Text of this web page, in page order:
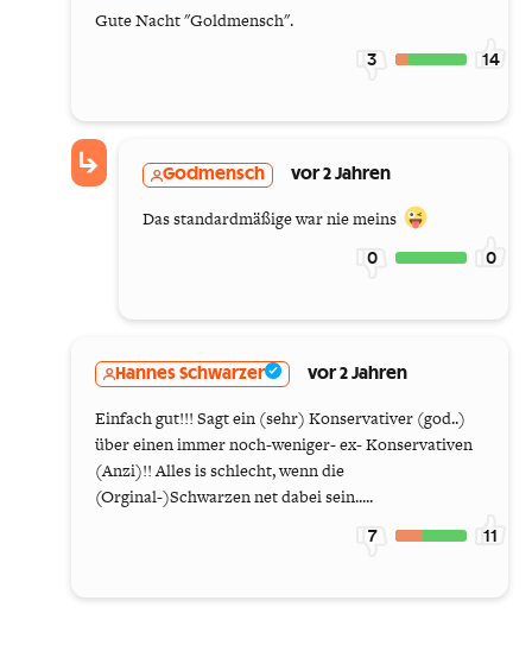
Gute Nacht "Goldmensch".
3 14
Godmensch vor 2 Jahren
Das standardmäßige war nie meins
0 0
Hannes Schwarzer vor 2 Jahren
Einfach gut!!! Sagt ein (sehr) Konservativer (god..)
über einen immer noch-weniger- ex- Konservativen
(Anzi)!! Alles is schlecht, wenn die
(Orginal-)Schwarzen net dabei sein.....
7 11